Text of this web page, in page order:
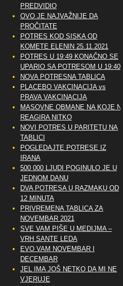
PREDVIDIO
OVO JE NAJVAŽNIJE DA
PROČITATE
POTRES KOD SISKA OD
KOMETE ELENIN 25.11.2021
POTRES U 19:49 KONAČNO SE
UPARIO SA POTRESOM U 19:40
NOVA POTRESNA TABLICA
PLACEBO VAKCINACIJA vs
PRAVA VAKCINACIJA
MASOVNE OBMANE NA KOJE NE
REAGIRA NITKO
NOVI POTRES U PARITETU NA
TABLICI
POGLEDAJTE POTRESE IZ
IRANA
500 000 LJUDI POGINULO JE U
JEDNOM DANU
DVA POTRESA U RAZMAKU OD
12 MINUTA
PRIVREMENA TABLICA ZA
NOVEMBAR 2021
SVE VAM PIŠE U MEDIJMA –
VRH SANTE LEDA
EVO VAM NOVEMBAR I
DECEMBAR
JEL IMA JOŠ NETKO DA MI NE
VJERUJE